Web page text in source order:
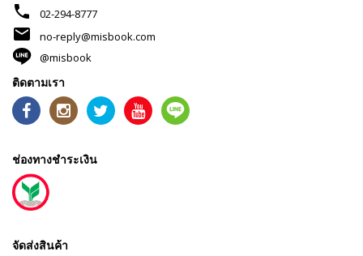
phone 02-294-8777
mail
no-reply@misbook.com
@misbook
ติดตามเรา
ช่องทางชำระเงิน
จัดส่งสินค้า